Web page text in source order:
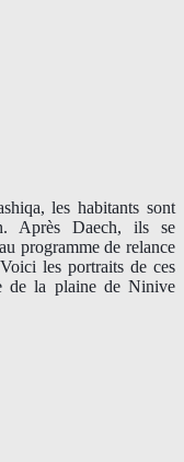
les habitants sont
Après Daech, ils se
programme de relance
les portraits de ces
de la plaine de Ninive